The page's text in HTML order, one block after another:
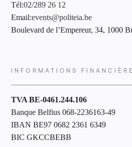
Tél:02/289 26 12
Email:events@politeia.be
Boulevard de l’Empereur, 34, 1000
INFORMATIONS
TVA BE-0461.244.106
Banque Belfius 068-2236163-49
IBAN BE97 0682 2361 6349
BIC GKCCBEBB